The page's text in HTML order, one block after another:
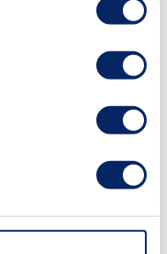
romantiska
tid på dig och
att komma hit
bilfärd från